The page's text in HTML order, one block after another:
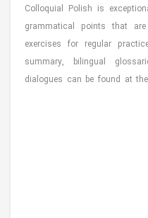
Colloquial Polish is
grammatical points that
exercises for regular
summary, bilingual
dialogues can be found at